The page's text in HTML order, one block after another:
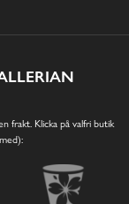
frakt. Klicka på valfri butik